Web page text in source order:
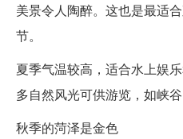
美景令人陶醉。这也是最适
节。
夏季气温较高，适合水上娱
多自然风光可供游览，如峡谷
秋季的菏泽是金色